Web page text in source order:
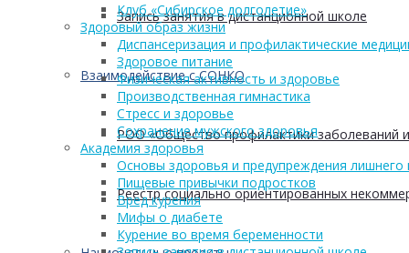
Запись занятия в дистанционной школе
Взаимодействие с СОНКО
РОО «Общество профилактики заболеваний
Реестр социально ориентированных
Клуб «Сибирское долголетие»
Здоровый образ жизни
Диспансеризация и профилактические
Здоровое питание
Физическая активность и здоровье
Производственная гимнастика
Стресс и здоровье
Сохранение мужского здоровья
Академия здоровья
Основы здоровья и предупреждения лишнего
Пищевые привычки подростков
Вред курения
Мифы о диабете
Курение во время беременности